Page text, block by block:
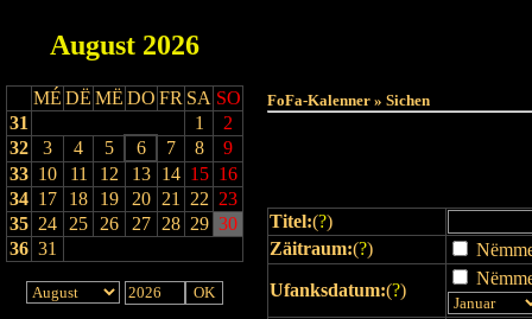
August 2026
MÉ DË MË DO FR SA SO
31
1
2
32
3 4 5 6 7 8
9
33 10 11 12 13 14 15 16
34 17 18 19 20 21 22 23
35 24 25 26 27 28 29 30
36 31
FoFa-Kalenner » Sichen
Titel:(?)
Zäitraum:(?)
Ufanksdatum:(?)